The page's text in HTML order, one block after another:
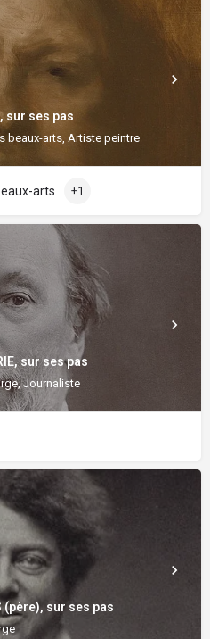
sur ses pas
beaux-arts, Artiste peintre
arts +1
sur ses pas
Journaliste
(père), sur ses pas